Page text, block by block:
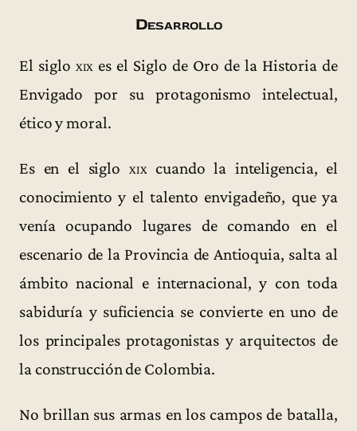
Desarrollo
El siglo xix es el Siglo de Oro de la Historia de
Envigado por su protagonismo intelectual,
ético y moral.
Es en el siglo xixcuando la inteligencia, el
conocimiento y el talento envigadeño, que ya
venía ocupando lugares de comando en el
escenario de la Provincia de Antioquia, salta al
ámbito nacional e internacional, y con toda
sabiduría y suficiencia se convierte en uno de
los principales protagonistas y arquitectos de
la construcción de Colombia.
No brillan sus armas en los campos de batalla,